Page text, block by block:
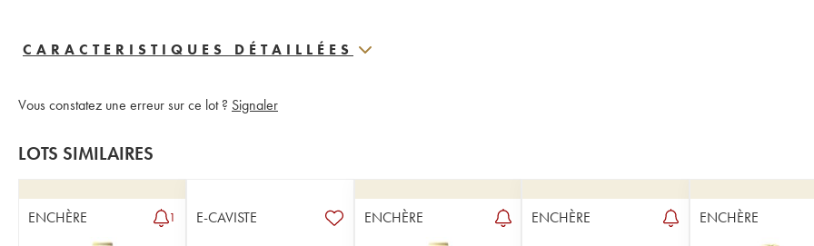
CARACTERISTIQUES DÉTAILLÉES
Vous constatez une erreur sur ce lot ? Signaler
LOTS SIMILAIRES
ENCHÈRE 1 E-CAVISTE ENCHÈRE ENCHÈRE ENCHÈRE